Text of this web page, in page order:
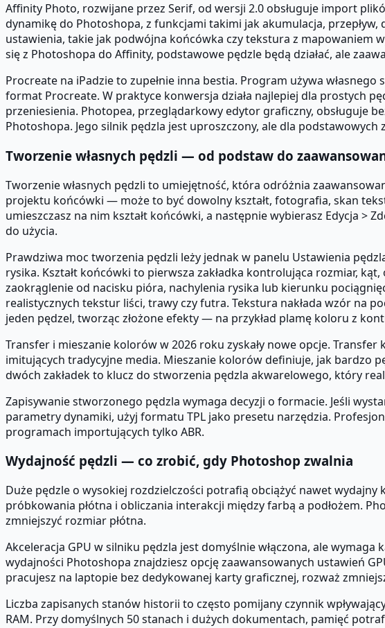
Affinity Photo, rozwijane przez Serif, od wersji 2.0 obsługuje import
dynamikę do Photoshopa, z funkcjami takimi jak akumulacja,
ustawienia, takie jak podwójna końcówka czy tekstura z mapowaniem
się z Photoshopa do Affinity, podstawowe pędzle będą działać, ale
Procreate na iPadzie to zupełnie inna bestia. Program używa
format Procreate. W praktyce konwersja działa najlepiej dla prostych
przeniesienia. Photopea, przeglądarkowy edytor graficzny, obsługuje
Photoshopa. Jego silnik pędzla jest uproszczony, ale dla podstawowych
Tworzenie własnych pędzli — od podstaw do
Tworzenie własnych pędzli to umiejętność, która odróżnia
projektu końcówki — może to być dowolny kształt, fotografia, skan
umieszczasz na nim kształt końcówki, a następnie wybierasz Edycja >
do użycia.
Prawdziwa moc tworzenia pędzli leży jednak w panelu Ustawienia
rysika. Kształt końcówki to pierwsza zakładka kontrolująca rozmiar,
zaokrąglenie od nacisku pióra, nachylenia rysika lub kierunku
realistycznych tekstur liści, trawy czy futra. Tekstura nakłada wzór na
jeden pędzel, tworząc złożone efekty — na przykład plamę koloru z
Transfer i mieszanie kolorów w 2026 roku zyskały nowe opcje.
imitujących tradycyjne media. Mieszanie kolorów definiuje, jak bardzo
dwóch zakładek to klucz do stworzenia pędzla akwarelowego, który
Zapisywanie stworzonego pędzla wymaga decyzji o formacie. Jeśli
parametry dynamiki, użyj formatu TPL jako presetu narzędzia.
programach importujących tylko ABR.
Wydajność pędzli — co zrobić, gdy Photoshop zwalnia
Duże pędzle o wysokiej rozdzielczości potrafią obciążyć nawet
próbkowania płótna i obliczania interakcji między farbą a podłożem.
zmniejszyć rozmiar płótna.
Akceleracja GPU w silniku pędzla jest domyślnie włączona, ale
wydajności Photoshopa znajdziesz opcję zaawansowanych ustawień
pracujesz na laptopie bez dedykowanej karty graficznej, rozważ
Liczba zapisanych stanów historii to często pomijany czynnik
RAM. Przy domyślnych 50 stanach i dużych dokumentach, pamięć